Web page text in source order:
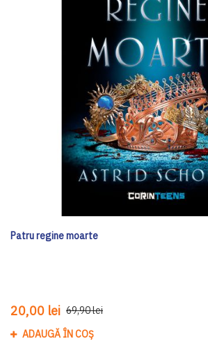
Patru regine moarte
20,00 lei 69,90 lei
ADAUGĂ ÎN COȘ